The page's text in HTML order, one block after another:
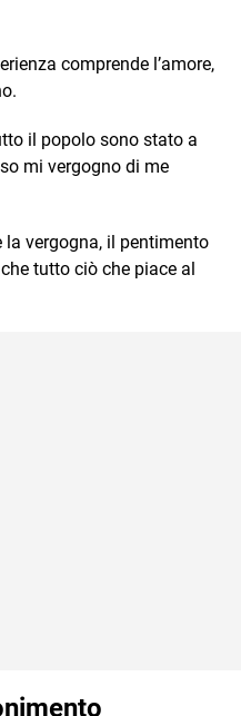
comprende l’amore,
il popolo sono stato a
mi vergogno di me
vergogna, il pentimento
tutto ciò che piace al